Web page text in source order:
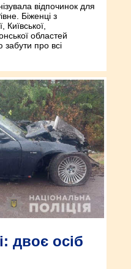
відпочинок для
Біженці з
областей
про всі
двоє осіб